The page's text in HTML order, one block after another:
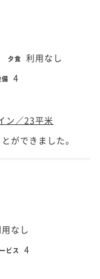
夕食 利用なし
備 4
ン／23平米
ができました。
なし
ビス 4